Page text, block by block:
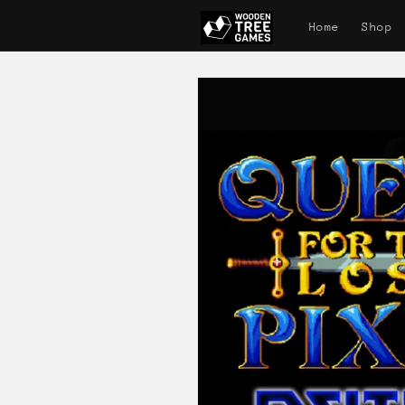
Home Shop